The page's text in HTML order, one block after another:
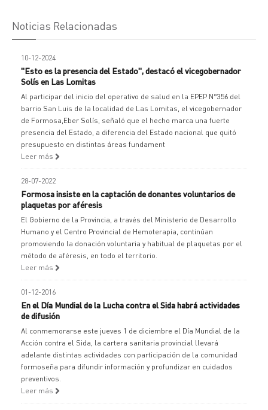
Noticias Relacionadas
10-12-2024
"Esto es la presencia del Estado", destacó el vicegobernador
Solís en Las Lomitas
Al participar del inicio del operativo de salud en la EPEP N°356 del
barrio San Luis de la localidad de Las Lomitas, el vicegobernador
de Formosa,Eber Solís, señaló que el hecho marca una fuerte
presencia del Estado, a diferencia del Estado nacional que quitó
presupuesto en distintas áreas fundament
Leer más
28-07-2022
Formosa insiste en la captación de donantes voluntarios de
plaquetas por aféresis
El Gobierno de la Provincia, a través del Ministerio de Desarrollo
Humano y el Centro Provincial de Hemoterapia, continúan
promoviendo la donación voluntaria y habitual de plaquetas por el
método de aféresis, en todo el territorio.
Leer más
01-12-2016
En el Día Mundial de la Lucha contra el Sida habrá actividades
de difusión
Al conmemorarse este jueves 1 de diciembre el Día Mundial de la
Acción contra el Sida, la cartera sanitaria provincial llevará
adelante distintas actividades con participación de la comunidad
formoseña para difundir información y profundizar en cuidados
preventivos.
Leer más